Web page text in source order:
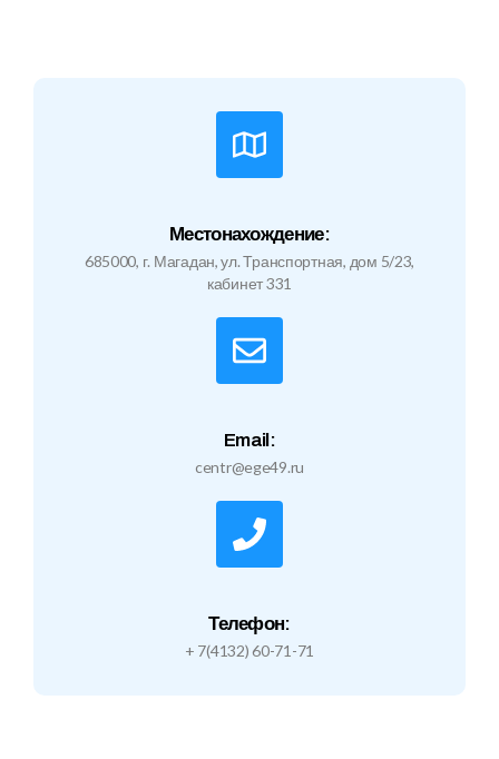
Местонахождение:
685000, г. Магадан, ул. Транспортная, дом 5/23,
кабинет 331
Email:
centr@ege49.ru
Телефон:
+ 7(4132) 60-71-71